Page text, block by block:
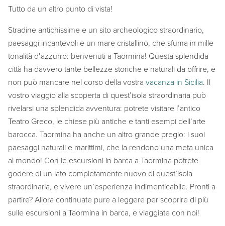
Tutto da un altro punto di vista!
Stradine antichissime e un sito archeologico straordinario,
paesaggi incantevoli e un mare cristallino, che sfuma in mille
tonalità d’azzurro: benvenuti a Taormina! Questa splendida
città ha davvero tante bellezze storiche e naturali da offrire, e
non può mancare nel corso della vostra vacanza in Sicilia. Il
vostro viaggio alla scoperta di quest’isola straordinaria può
rivelarsi una splendida avventura: potrete visitare l’antico
Teatro Greco, le chiese più antiche e tanti esempi dell’arte
barocca. Taormina ha anche un altro grande pregio: i suoi
paesaggi naturali e marittimi, che la rendono una meta unica
al mondo! Con le escursioni in barca a Taormina potrete
godere di un lato completamente nuovo di quest’isola
straordinaria, e vivere un’esperienza indimenticabile. Pronti a
partire? Allora continuate pure a leggere per scoprire di più
sulle escursioni a Taormina in barca, e viaggiate con noi!